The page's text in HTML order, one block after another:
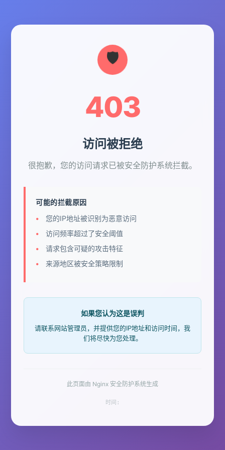
403
访问被拒绝
很抱歉，您的访问请求已被安全防护系统拦截。
可能的拦截原因
您的IP地址被识别为恶意访问
访问频率超过了安全阈值
请求包含可疑的攻击特征
来源地区被安全策略限制
如果您认为这是误判
请联系网站管理员，并提供您的IP地址和访问时间，我
们将尽快为您处理。
此页面由 Nginx 安全防护系统生成
时间: